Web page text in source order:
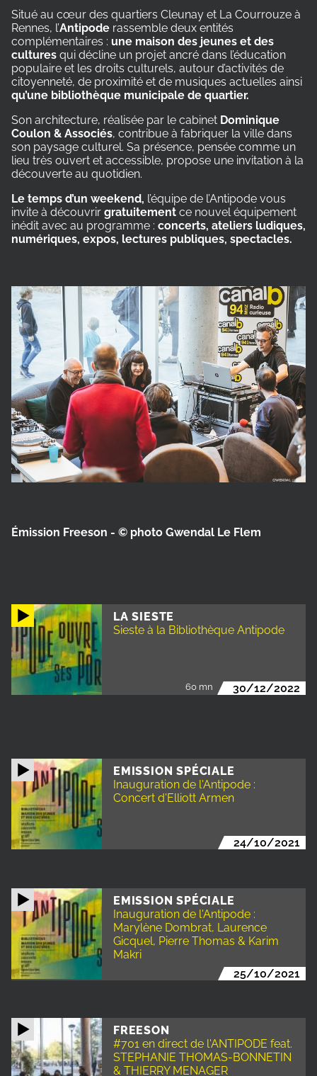
Situé au cœur des quartiers Cleunay et La Courrouze à
Rennes, l’Antipode rassemble deux entités
complémentaires : une maison des jeunes et des
cultures qui décline un projet ancré dans l’éducation
populaire et les droits culturels, autour d’activités de
citoyenneté, de proximité et de musiques actuelles ainsi
qu’une bibliothèque municipale de quartier.
Son architecture, réalisée par le cabinet Dominique
Coulon & Associés, contribue à fabriquer la ville dans
son paysage culturel. Sa présence, pensée comme un
lieu très ouvert et accessible, propose une invitation à la
découverte au quotidien.
Le temps d’un weekend, l’équipe de l’Antipode vous
invite à découvrir gratuitement ce nouvel équipement
inédit avec au programme : concerts, ateliers ludiques,
numériques, expos, lectures publiques, spectacles.
Émission Freeson - © photo Gwendal Le Flem
LA SIESTE
Sieste à la Bibliothèque Antipode
60 mn 30/12/2022
EMISSION SPÉCIALE
Inauguration de l'Antipode :
Concert d'Elliott Armen
24/10/2021
EMISSION SPÉCIALE
Inauguration de l'Antipode :
Marylène Dombrat, Laurence
Gicquel, Pierre Thomas & Karim
Makri
25/10/2021
FREESON
#701 en direct de l'ANTIPODE feat.
STEPHANIE THOMAS-BONNETIN
& THIERRY MENAGER